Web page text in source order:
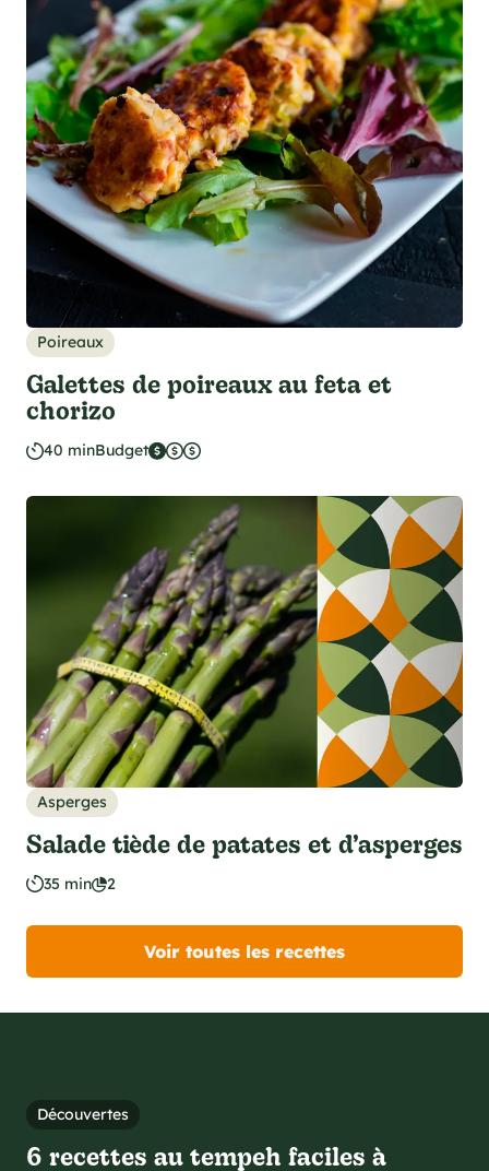
Poireaux
Galettes de poireaux au feta et
chorizo
40 minBudget
Asperges
Salade tiède de patates et d’asperges
35 min 2
Voir toutes les recettes
Découvertes
6 recettes au tempeh faciles à